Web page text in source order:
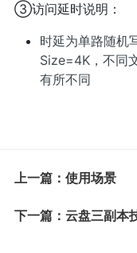
③访问延时说明：
时延为单路随机
Size=4K，不同
有所不同
上一篇：使用场景
下一篇：云盘三副本